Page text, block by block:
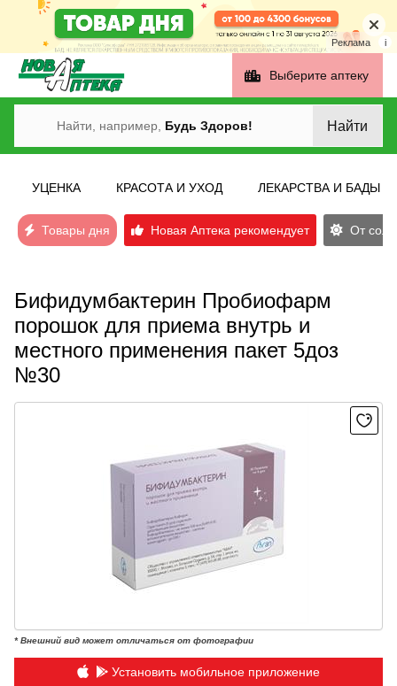
Реклама i
Выберите аптеку
Найти, например, Будь Здоров! Найти
УЦЕНКА КРАСОТА И УХОД ЛЕКАРСТВА И БАДЫ
Товары дня Новая Аптека рекомендует От
Бифидумбактерин Пробиофарм
порошок для приема внутрь и
местного применения пакет 5доз
№30
* Внешний вид может отличаться от фотографии
Установить мобильное приложение